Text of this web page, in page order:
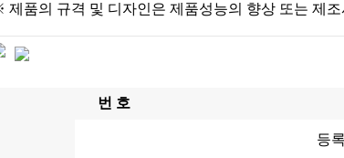
제품의 규격 및 디자인은 제품성능의 향상 또는 제
번 호
등